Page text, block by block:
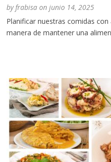
byfrabisa onjunio 14, 2025
Planificar nuestras comidas
manera de mantener una